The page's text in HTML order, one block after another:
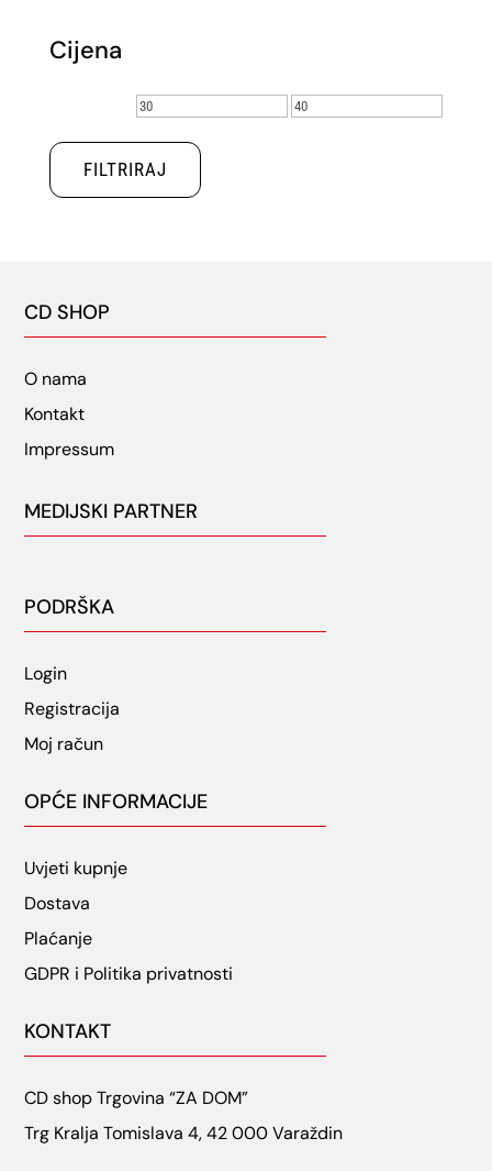
Cijena
Min
cijena
Maks
FILTRIRAJ
CD SHOP
O nama
Kontakt
Impressum
MEDIJSKI PARTNER
PODRŠKA
Login
Registracija
Moj račun
OPĆE INFORMACIJE
Uvjeti kupnje
Dostava
Plaćanje
GDPR i Politika privatnosti
KONTAKT
CD shop Trgovina “ZA DOM”
Trg Kralja Tomislava 4, 42 000 Varaždin